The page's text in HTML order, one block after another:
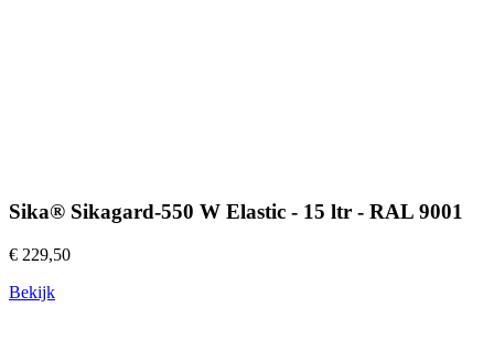
Sika® Sikagard-550 W Elastic - 15 ltr - RAL 9001
€ 229,50
Bekijk